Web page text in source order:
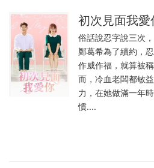
初次見面我愛
俗話說忍字說三次
鄭葛希為了續約，
作威作福，就算被
而，冷血老闆都敏
力，在她做滿一年
慣....